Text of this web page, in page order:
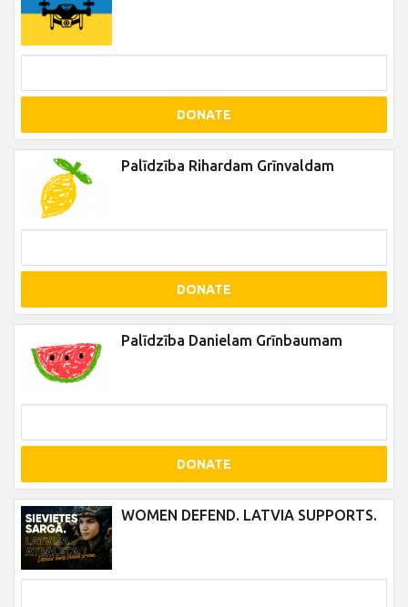
DONATE
Palīdzība Rihardam Grīnvaldam
DONATE
Palīdzība Danielam Grīnbaumam
DONATE
WOMEN DEFEND. LATVIA SUPPORTS.